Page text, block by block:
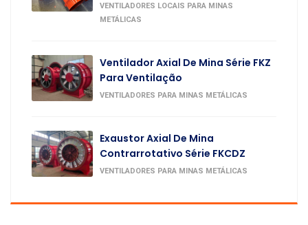
VENTILADORES LOCAIS PARA MINAS
METÁLICAS
Ventilador Axial De Mina Série FKZ
Para Ventilação
VENTILADORES PARA MINAS METÁLICAS
Exaustor Axial De Mina
Contrarrotativo Série FKCDZ
VENTILADORES PARA MINAS METÁLICAS